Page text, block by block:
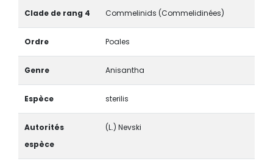
Clade de rang 4 Commelinids (Commelidinées)
Ordre Poales
Genre Anisantha
Espèce sterilis
Autorités
espèce
(L.) Nevski